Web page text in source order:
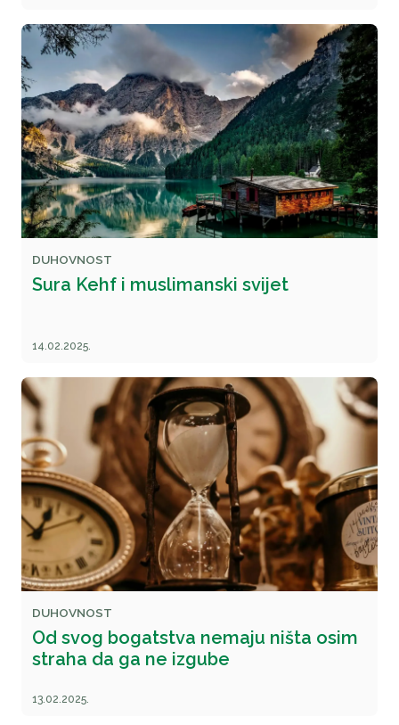
DUHOVNOST
Sura Kehf i muslimanski svijet
14.02.2025.
DUHOVNOST
Od svog bogatstva nemaju ništa osim
straha da ga ne izgube
13.02.2025.